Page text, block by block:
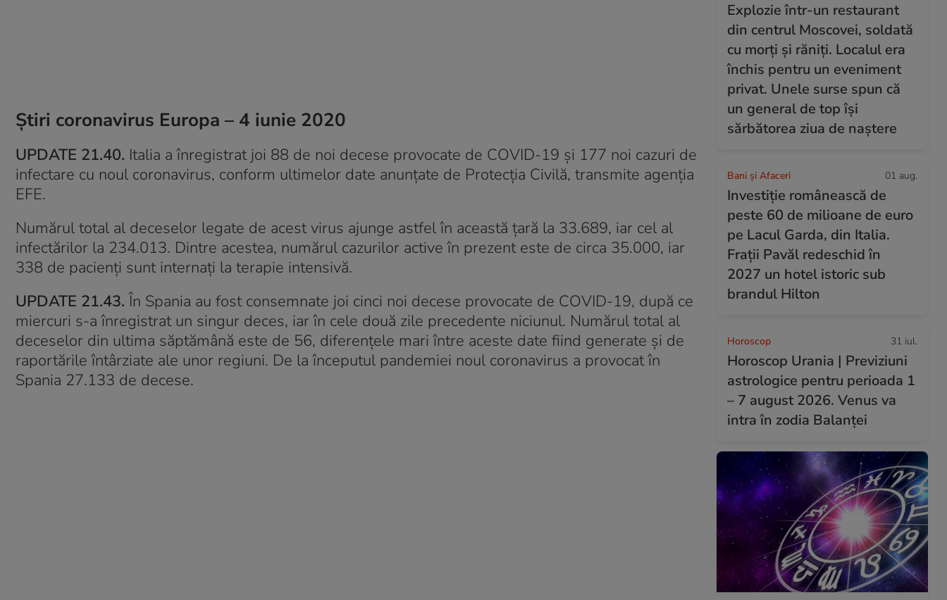
Știri coronavirus Europa – 4 iunie 2020
UPDATE 21.40. Italia a înregistrat joi 88 de noi decese provocate de COVID-19 şi 177 noi cazuri de
infectare cu noul coronavirus, conform ultimelor date anunţate de Protecţia Civilă, transmite agenţia
EFE.
Numărul total al deceselor legate de acest virus ajunge astfel în această ţară la 33.689, iar cel al
infectărilor la 234.013. Dintre acestea, numărul cazurilor active în prezent este de circa 35.000, iar
338 de pacienţi sunt internaţi la terapie intensivă.
UPDATE 21.43. În Spania au fost consemnate joi cinci noi decese provocate de COVID-19, după ce
miercuri s-a înregistrat un singur deces, iar în cele două zile precedente niciunul. Numărul total al
deceselor din ultima săptămână este de 56, diferenţele mari între aceste date fiind generate şi de
raportările întârziate ale unor regiuni. De la începutul pandemiei noul coronavirus a provocat în
Spania 27.133 de decese.
Explozie într-un restaurant
din centrul Moscovei, soldată
cu morți și răniți. Localul era
închis pentru un eveniment
privat. Unele surse spun că
un general de top își
sărbătorea ziua de naștere
Bani și Afaceri 01 aug.
Investiție românească de
peste 60 de milioane de euro
pe Lacul Garda, din Italia.
Frații Pavăl redeschid în
2027 un hotel istoric sub
brandul Hilton
Horoscop 31 iul.
Horoscop Urania | Previziuni
astrologice pentru perioada 1
– 7 august 2026. Venus va
intra în zodia Balanței